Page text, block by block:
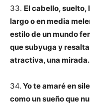
33. El cabello,
largo o en media
estilo de un mundo
que subyuga y
atractiva, una
34. Yo te amaré en
como un sueño que